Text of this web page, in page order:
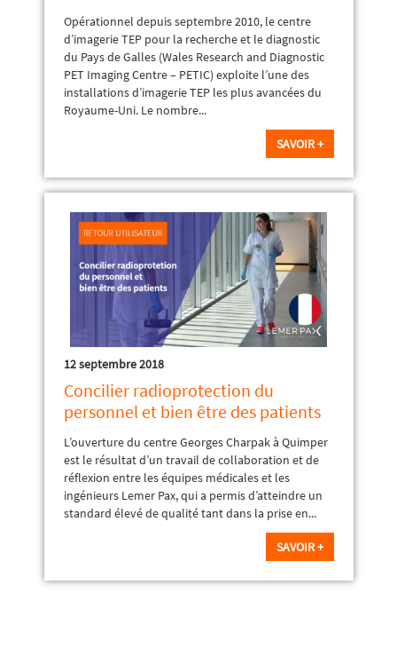
Opérationnel depuis septembre 2010, le centre
d’imagerie TEP pour la recherche et le diagnostic
du Pays de Galles (Wales Research and Diagnostic
PET Imaging Centre – PETIC) exploite l’une des
installations d’imagerie TEP les plus avancées du
Royaume-Uni. Le nombre...
SAVOIR +
12 septembre 2018
Concilier radioprotection du
personnel et bien être des patients
L’ouverture du centre Georges Charpak à Quimper
est le résultat d’un travail de collaboration et de
réflexion entre les équipes médicales et les
ingénieurs Lemer Pax, qui a permis d’atteindre un
standard élevé de qualité tant dans la prise en...
SAVOIR +